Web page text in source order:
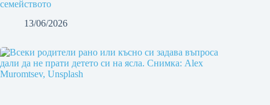
семейството
13/06/2026